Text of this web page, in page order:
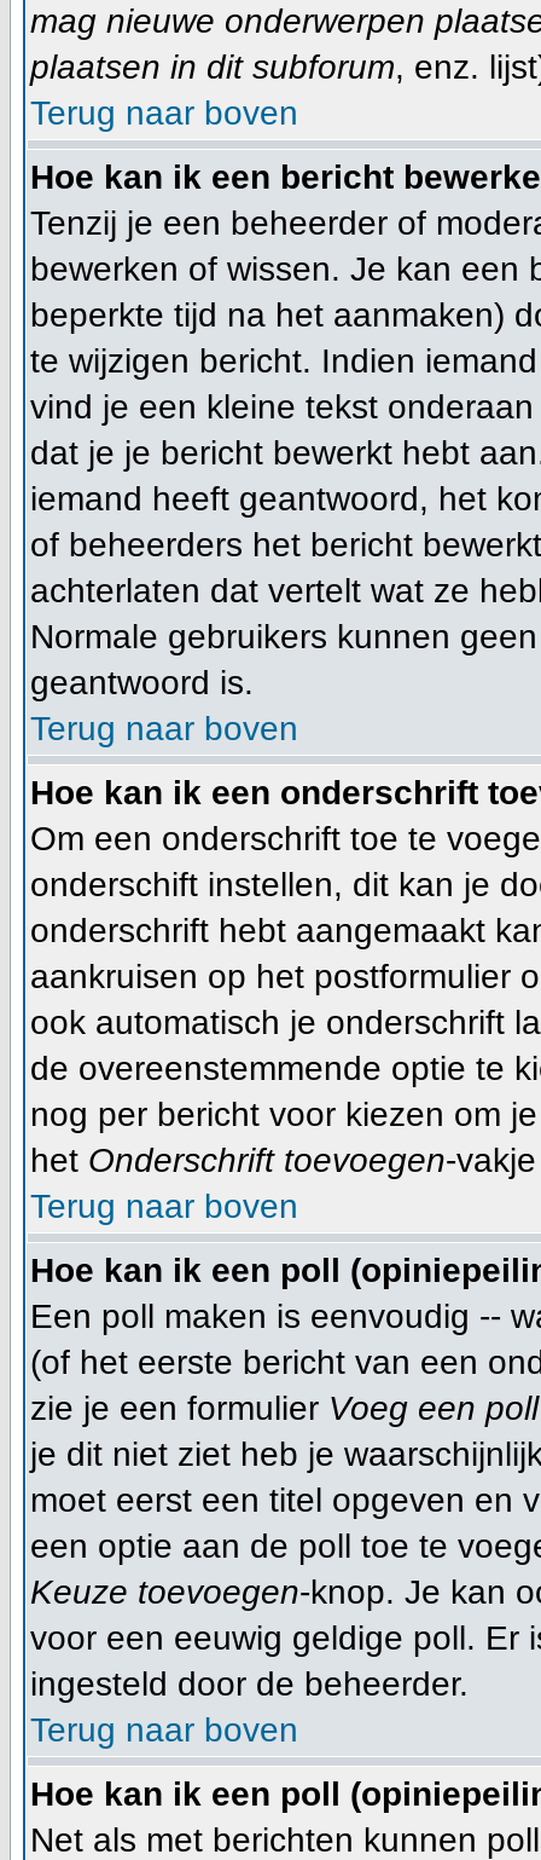
mag nieuwe onderwerpen
plaatsen in dit subforum, enz.
Terug naar boven
Hoe kan ik een bericht
Tenzij je een beheerder of
bewerken of wissen. Je kan een
beperkte tijd na het aanmaken)
te wijzigen bericht. Indien
vind je een kleine tekst
dat je je bericht bewerkt hebt
iemand heeft geantwoord, het
of beheerders het bericht
achterlaten dat vertelt wat ze
Normale gebruikers kunnen
geantwoord is.
Terug naar boven
Hoe kan ik een onderschrift
Om een onderschrift toe te
onderschift instellen, dit kan je
onderschrift hebt aangemaakt
aankruisen op het postformulier
ook automatisch je onderschrift
de overeenstemmende optie te
nog per bericht voor kiezen om
het Onderschrift toevoegen-
Terug naar boven
Hoe kan ik een poll
Een poll maken is eenvoudig --
(of het eerste bericht van een
zie je een formulier Voeg een
je dit niet ziet heb je
moet eerst een titel opgeven en
een optie aan de poll toe te
Keuze toevoegen-knop. Je kan
voor een eeuwig geldige poll. Er
ingesteld door de beheerder.
Terug naar boven
Hoe kan ik een poll
Net als met berichten kunnen